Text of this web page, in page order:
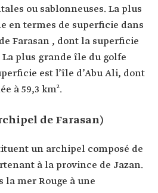
ou sablonneuses. La plus
en termes de superficie dans
Farasan , dont la superficie
La plus grande île du golfe
est l’île d’Abu Ali, dont
à 59,3 km².
de Farasan)
un archipel composé de
à la province de Jazan.
la mer Rouge à une